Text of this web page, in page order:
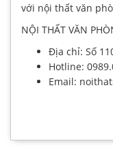
với nội thất văn
NỘI THẤT VĂN
Địa chỉ: Số
Hotline:
Email: